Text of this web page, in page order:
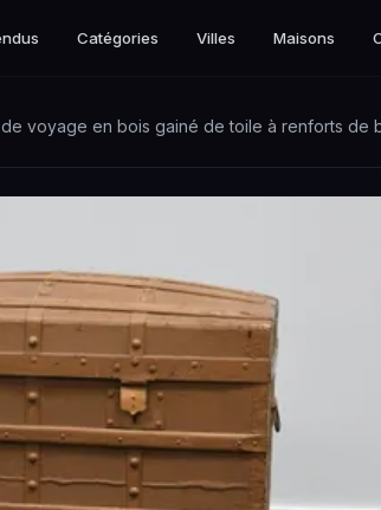
Catégories Villes Maisons
voyage en bois gainé de toile à renforts de